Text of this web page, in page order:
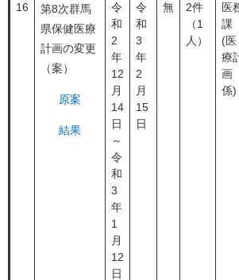
16
第8次群馬
県保健医療
計画の変更
（案）
原案
結果
令
和
2
年
12
月
14
日
～
令
和
3
年
1
月
12
日
令
和
3
年
2
月
15
日
無
2件
（1
人）
医
課
(医
療
画
係)